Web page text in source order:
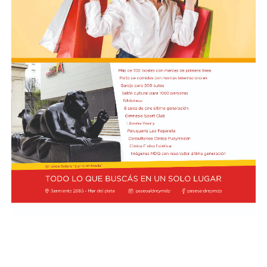
Boca, por su parte, no vive una crisis tan aguda en
términos de resultados, pero sí atraviesa un tramo que
genera preocupación por la falta de solidez y
continuidad en el juego. El arranque del ciclo de Rodolfo
Arruabarrena había sido alentador: el equipo logró la
clasificación a los octavos de final de la Copa Argentina
tras vencer 2-0 a Sarmiento de Junín y obtuvo un
triunfo 1-0 ante O’Higgins de Chile en la ida de los
octavos de la Copa Sudamericana, en la Bombonera.
Sin embargo, el envión inicial se frenó de golpe. En la
primera fecha del Torneo Clausura, Boca sufrió una dura
goleada 3-0 como visitante de Deportivo Riestra, un